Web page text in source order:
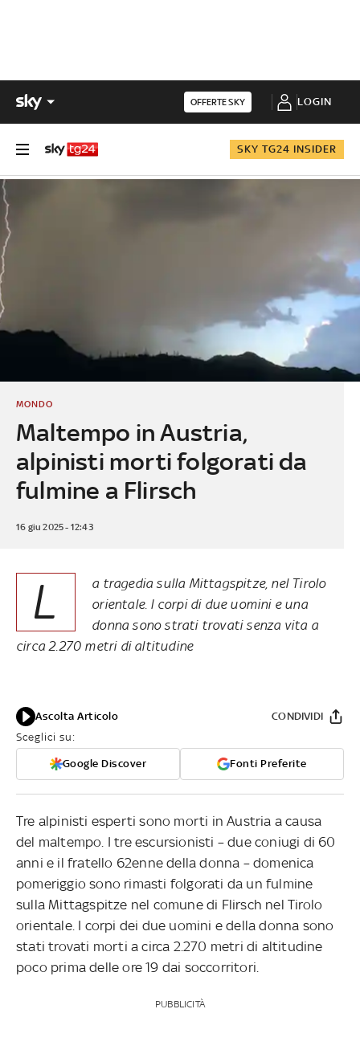
OFFERTE SKY LOGIN
SKY TG24 INSIDER
Maltempo in Austria,
alpinisti morti folgorati da
fulmine a Flirsch
MONDO
16 giu 2025 - 12:43
L
a tragedia sulla Mittagspitze, nel Tirolo
orientale. I corpi di due uomini e una
donna sono strati trovati senza vita a
circa 2.270 metri di altitudine
Ascolta Articolo
Sceglici su:
Google Discover Fonti Preferite
CONDIVIDI
Tre alpinisti esperti sono morti in Austria a causa
del maltempo. I tre escursionisti – due coniugi di 60
anni e il fratello 62enne della donna – domenica
pomeriggio sono rimasti folgorati da un fulmine
sulla Mittagspitze nel comune di Flirsch nel Tirolo
orientale. I corpi dei due uomini e della donna sono
stati trovati morti a circa 2.270 metri di altitudine
poco prima delle ore 19 dai soccorritori.
PUBBLICITÀ